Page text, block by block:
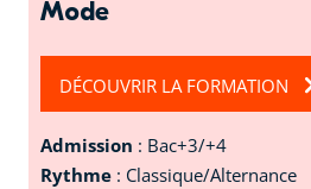
Mode
DÉCOUVRIR LA FORMATION
Admission : Bac+3/+4
Rythme : Classique/Alternance